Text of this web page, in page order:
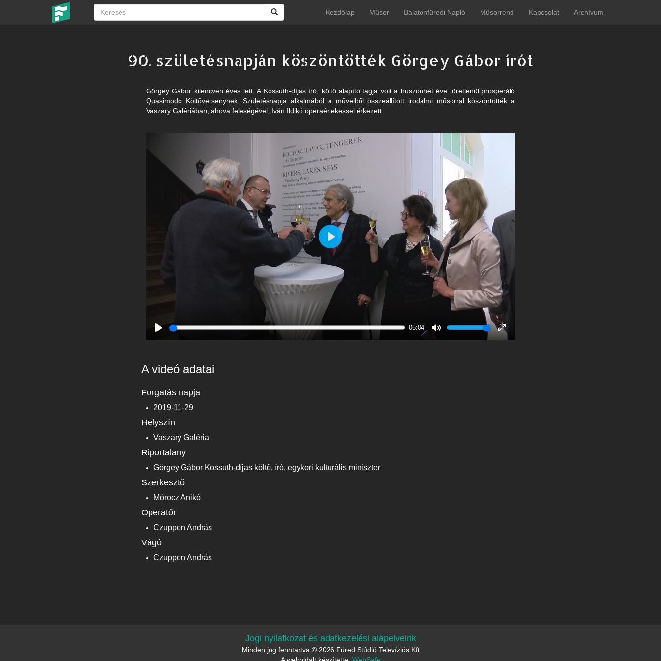
Kezdőlap Műsor Balatonfüredi Napló Műsorrend Kapcsolat Archívum
90. születésnapján köszöntötték Görgey Gábor írót
Görgey Gábor kilencven éves lett. A Kossuth-díjas író, költő alapító tagja volt a huszonhét éve töretlenül prosperáló
Quasimodo Költőversenynek. Születésnapja alkalmából a műveiből összeállított irodalmi műsorral köszöntötték a
Vaszary Galériában, ahova feleségével, Iván Ildikó operaénekessel érkezett.
05:04
Play
A videó adatai
Forgatás napja
2019-11-29
Helyszín
Vaszary Galéria
Riportalany
Görgey Gábor Kossuth-díjas költő, író, egykori kulturális miniszter
Szerkesztő
Mórocz Anikó
Operatőr
Czuppon András
Vágó
Czuppon András
Jogi nyilatkozat és adatkezelési alapelveink
Minden jog fenntartva © 2026 Füred Stúdió Televíziós Kft